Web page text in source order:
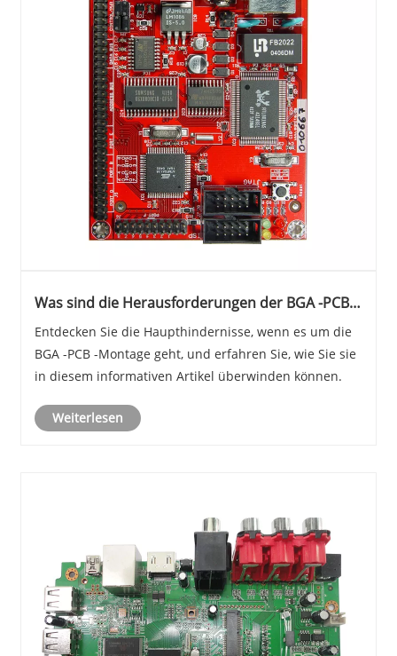
Was sind die Herausforderungen der BGA -PCB -
Entdecken Sie die Haupthindernisse, wenn es um die
BGA -PCB -Montage geht, und erfahren Sie, wie Sie sie
in diesem informativen Artikel überwinden können.
Weiterlesen